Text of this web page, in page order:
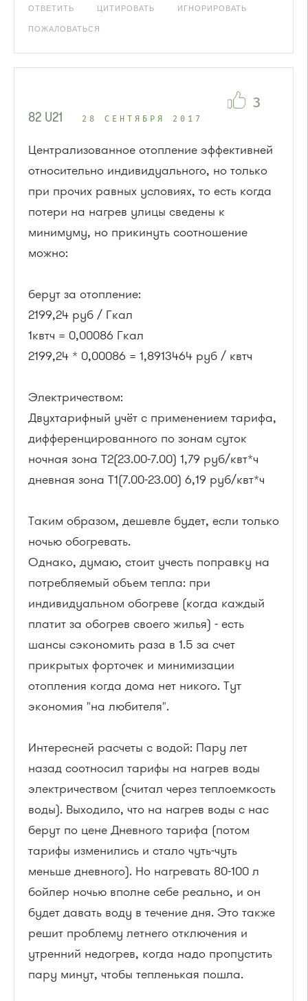
ОТВЕТИТЬ ЦИТИРОВАТЬ ИГНОРИРОВАТЬ
ПОЖАЛОВАТЬСЯ
82 U21 28 СЕНТЯБРЯ 2017
Централизованное отопление эффективней
относительно индивидуального, но только
при прочих равных условиях, то есть когда
потери на нагрев улицы сведены к
минимуму, но прикинуть соотношение
можно:
берут за отопление:
2199,24 руб / Гкал
1квтч = 0,00086 Гкал
2199,24 * 0,00086 = 1,8913464 руб / квтч
Электричеством:
Двухтарифный учёт с применением тарифа,
дифференцированного по зонам суток
ночная зона Т2(23.00-7.00) 1,79 руб/квт*ч
дневная зона Т1(7.00-23.00) 6,19 руб/квт*ч
Таким образом, дешевле будет, если только
ночью обогревать.
Однако, думаю, стоит учесть поправку на
потребляемый объем тепла: при
индивидуальном обогреве (когда каждый
платит за обогрев своего жилья) - есть
шансы сэкономить раза в 1.5 за счет
прикрытых форточек и минимизации
отопления когда дома нет никого. Тут
экономия "на любителя".
Интересней расчеты с водой: Пару лет
назад соотносил тарифы на нагрев воды
электричеством (считал через теплоемкость
воды). Выходило, что на нагрев воды с нас
берут по цене Дневного тарифа (потом
тарифы изменились и стало чуть-чуть
меньше дневного). Но нагревать 80-100 л
бойлер ночью вполне себе реально, и он
будет давать воду в течение дня. Это также
решит проблему летнего отключения и
утренний недогрев, когда надо пропустить
пару минут, чтобы тепленькая пошла.
3